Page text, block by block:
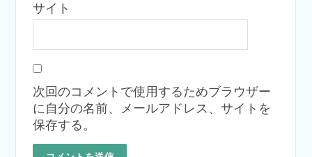
サイト
次回のコメントで使用するためブラウザー
に自分の名前、メールアドレス、サイトを
保存する。